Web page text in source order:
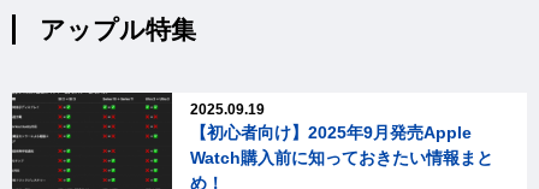
アップル特集
2025.09.19
【初心者向け】2025年9月発売Apple
Watch購入前に知っておきたい情報まと
め！